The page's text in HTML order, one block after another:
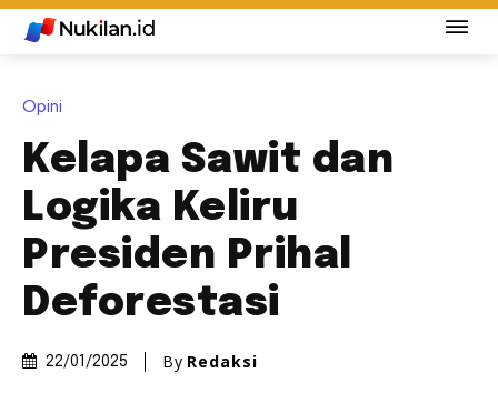
Opini
Kelapa Sawit dan
Logika Keliru
Presiden Prihal
Deforestasi
22/01/2025 By Redaksi